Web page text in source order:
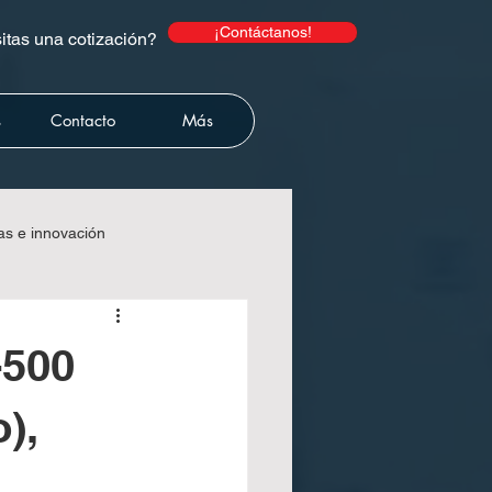
una cotización? ¡Contáctanos!
Contacto Más
e innovación